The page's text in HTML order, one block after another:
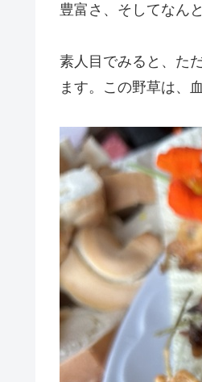
豊富さ、そしてなん
素人目でみると、た
ます。この野草は、